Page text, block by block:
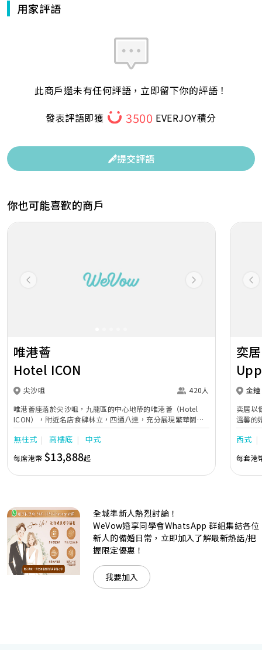
用家評語
此商戶還未有任何評語，立即留下你的評語！
發表評語即獲
3500 EVERJOY積分
提交評語
你也可能喜歡的商戶
Previous Next
唯港薈
Hotel ICON
尖沙咀
420人
唯港薈座落於尖沙咀，九龍區的中心地帶的唯港薈（Hotel
ICON），附近名店食肆林立，四通八達，充分展現繁華鬧巿
中的活力個性，成為一眾準新人舉辦婚宴的熱門之選。專業團
隊由策劃統籌至所有婚宴每個細節，唯港薈都力臻完美，保證
讓您留下獨特的醉人回憶。 擁有時尚高樓頂的Silverbox宴會
廳，配置了全套先進的視聽影音及燈光設備配套，並採用極富
現代時尚感的水晶玻璃燈，演繹出與別不同的經典神韻。不論
準新人的個性及預算﹔保證為您打造夢寐以求的特別日子，令
賓客永誌難忘！
無柱式 高樓底 中式
每席港幣 $13,888起
奕居
金鐘
奕居以
溫馨的
團隊會
西式
每套港
全城準新人熱烈討論！
WeVow婚享同學會WhatsApp 群組集結各位
新人的備婚日常，立即加入了解最新熱話/把
握限定優惠！
我要加入